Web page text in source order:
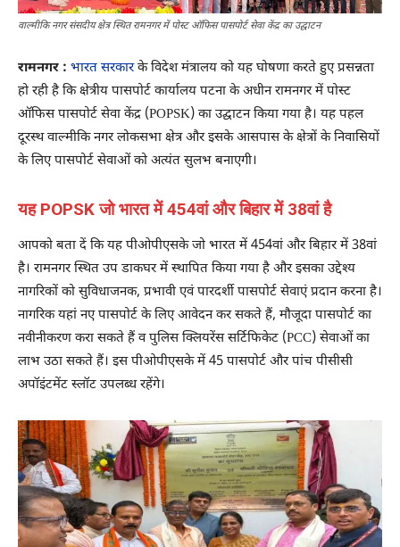
वाल्मीकि नगर संसदीय क्षेत्र स्थित रामनगर में पोस्ट ऑफिस पासपोर्ट सेवा केंद्र का उद्घाटन
रामनगर : भारत सरकारके विदेश मंत्रालय को यह घोषणा करते हुए प्रसन्नता
हो रही है कि क्षेत्रीय पासपोर्ट कार्यालय पटना के अधीन रामनगर में पोस्ट
ऑफिस पासपोर्ट सेवा केंद्र (POPSK) का उद्घाटन किया गया है। यह पहल
दूरस्थ वाल्मीकि नगर लोकसभा क्षेत्र और इसके आसपास के क्षेत्रों के निवासियों
के लिए पासपोर्ट सेवाओं को अत्यंत सुलभ बनाएगी।
यह POPSK जो भारत में 454वां और बिहार में 38वां है
आपको बता दें कि यह पीओपीएसके जो भारत में 454वां और बिहार में 38वां
है। रामनगर स्थित उप डाकघर में स्थापित किया गया है और इसका उद्देश्य
नागरिकों को सुविधाजनक, प्रभावी एवं पारदर्शी पासपोर्ट सेवाएं प्रदान करना है।
नागरिक यहां नए पासपोर्ट के लिए आवेदन कर सकते हैं, मौजूदा पासपोर्ट का
नवीनीकरण करा सकते हैं व पुलिस क्लियरेंस सर्टिफिकेट (PCC) सेवाओं का
लाभ उठा सकते हैं। इस पीओपीएसके में 45 पासपोर्ट और पांच पीसीसी
अपॉइंटमेंट स्लॉट उपलब्ध रहेंगे।